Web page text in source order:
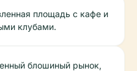
площадь с кафе и
клубами.
блошиный рынок,